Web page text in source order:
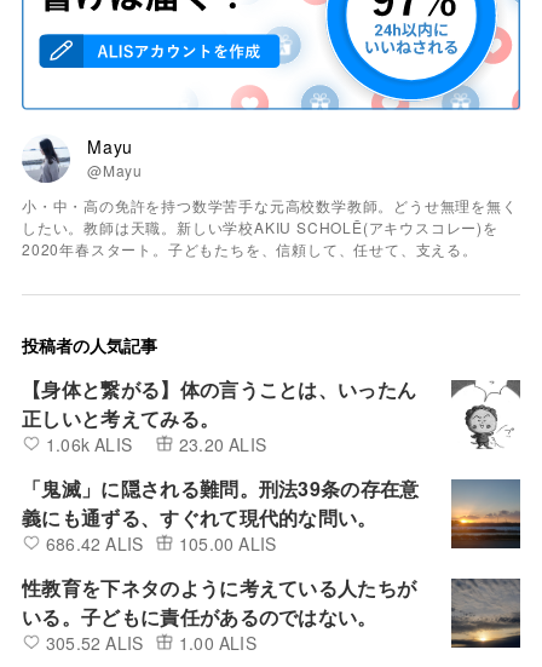
Mayu
@Mayu
小・中・高の免許を持つ数学苦手な元高校数学教師。どうせ無理を無く
したい。教師は天職。新しい学校AKIU SCHOLĒ(アキウスコレー)を
2020年春スタート。子どもたちを、信頼して、任せて、支える。
投稿者の人気記事
【身体と繋がる】体の言うことは、いったん
正しいと考えてみる。
1.06k ALIS 23.20 ALIS
「鬼滅」に隠される難問。刑法39条の存在意
義にも通ずる、すぐれて現代的な問い。
686.42 ALIS 105.00 ALIS
性教育を下ネタのように考えている人たちが
いる。子どもに責任があるのではない。
305.52 ALIS 1.00 ALIS